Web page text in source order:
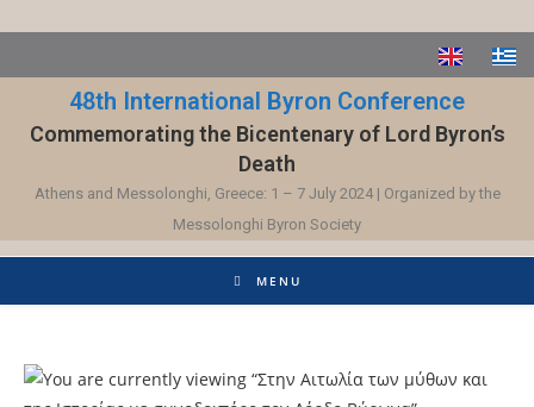
48th International Byron Conference
Commemorating the Bicentenary of Lord Byron’s
Death
Athens and Messolonghi, Greece: 1 – 7 July 2024 | Organized by the
Messolonghi Byron Society
MENU